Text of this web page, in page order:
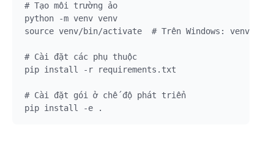
# Tạo môi trường ảo
python -m venv venv
source venv/bin/activate  # Trên Windows:
# Cài đặt các phụ thuộc
pip install -r requirements.txt
# Cài đặt gói ở chế độ phát triển